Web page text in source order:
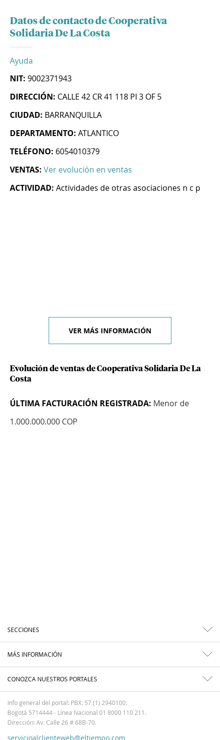
Datos de contacto de Cooperativa
Solidaria De La Costa
Ayuda
NIT: 9002371943
DIRECCIÓN: CALLE 42 CR 41 118 PI 3 OF 5
CIUDAD: BARRANQUILLA
DEPARTAMENTO: ATLANTICO
TELÉFONO: 6054010379
VENTAS: Ver evolución en ventas
ACTIVIDAD: Actividades de otras asociaciones n c p
VER MÁS INFORMACIÓN
Evolución de ventas de Cooperativa Solidaria De La
Costa
ÚLTIMA FACTURACIÓN REGISTRADA: Menor de
1.000.000.000 COP
SECCIONES
MÁS INFORMACIÓN
CONOZCA NUESTROS PORTALES
Info general del portal: PBX: 57 (1) 2940100.
Bogotá 5714444 - Línea Nacional 01 8000 110 211.
Dirección: Av. Calle 26 # 68B-70.
servicioalclienteweb@eltiempo.com